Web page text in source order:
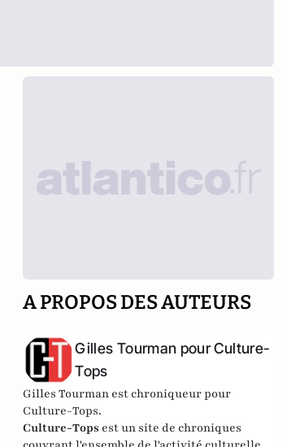
A PROPOS DES AUTEURS
Gilles Tourman pour Culture-
Tops
Gilles Tourman est chroniqueur pour
Culture-Tops.
Culture-Tops est un site de chroniques